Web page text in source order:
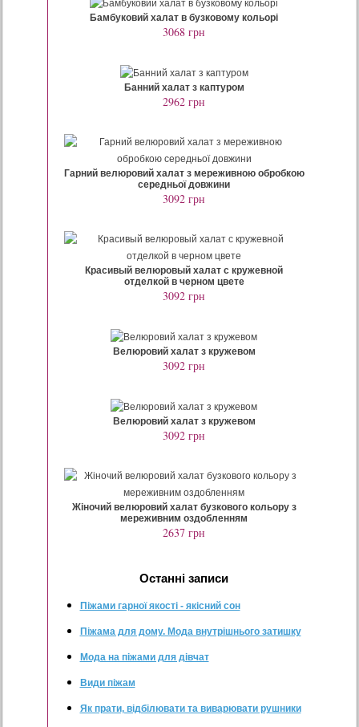
Бамбуковий халат в бузковому кольорі
3068 грн
Банний халат з каптуром
2962 грн
Гарний велюровий халат з мереживною обробкою
середньої довжини
3092 грн
Красивый велюровый халат с кружевной
отделкой в черном цвете
3092 грн
Велюровий халат з кружевом
3092 грн
Велюровий халат з кружевом
3092 грн
Жіночий велюровий халат бузкового кольору з
мереживним оздобленням
2637 грн
Останнi записи
Піжами гарної якості - якісний сон
Піжама для дому. Мода внутрішнього затишку
Мода на піжами для дівчат
Види піжам
Як прати, відбілювати та виварювати рушники